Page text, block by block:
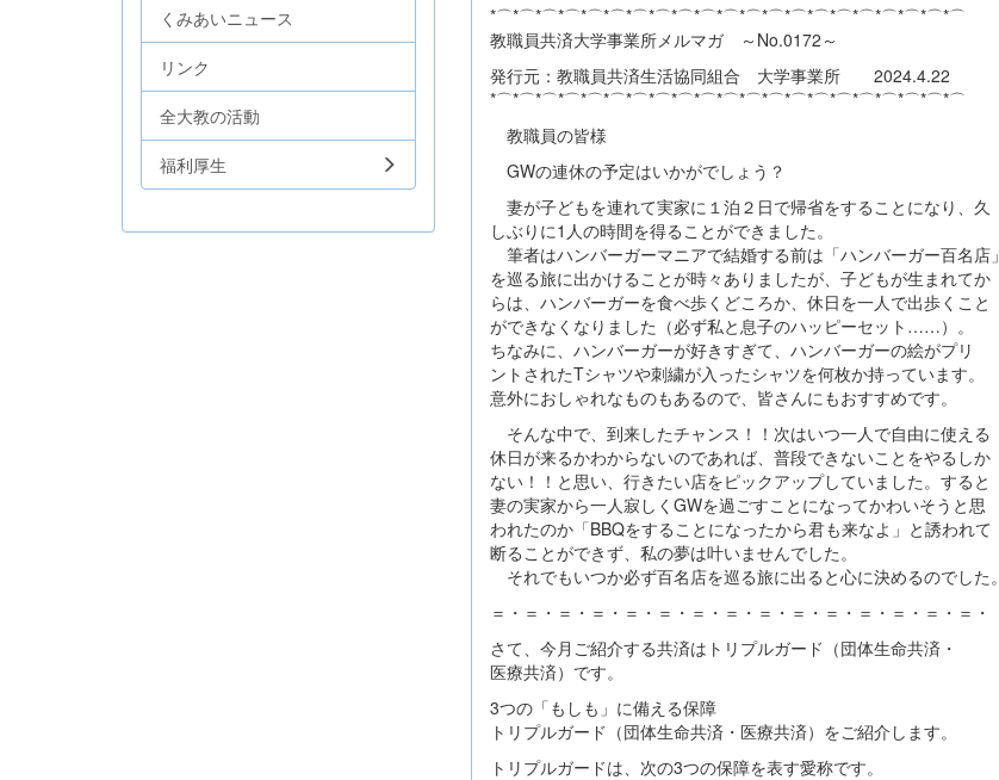
*⌒*⌒*⌒*⌒*⌒*⌒*⌒*⌒*⌒*⌒*⌒*⌒*⌒*⌒*⌒*⌒*⌒*⌒*⌒*⌒*⌒
教職員共済大学事業所メルマガ ～No.0172～
発行元：教職員共済生活協同組合 大学事業所 2024.4.22
*⌒*⌒*⌒*⌒*⌒*⌒*⌒*⌒*⌒*⌒*⌒*⌒*⌒*⌒*⌒*⌒*⌒*⌒*⌒*⌒*⌒
教職員の皆様
GWの連休の予定はいかがでしょう？
妻が子どもを連れて実家に１泊２日で帰省をすることになり、久
しぶりに1人の時間を得ることができました。
筆者はハンバーガーマニアで結婚する前は「ハンバーガー百名店」
を巡る旅に出かけることが時々ありましたが、子どもが生まれてか
らは、ハンバーガーを食べ歩くどころか、休日を一人で出歩くこと
ができなくなりました（必ず私と息子のハッピーセット……）。
ちなみに、ハンバーガーが好きすぎて、ハンバーガーの絵がプリ
ントされたTシャツや刺繍が入ったシャツを何枚か持っています。
意外におしゃれなものもあるので、皆さんにもおすすめです。
そんな中で、到来したチャンス！！次はいつ一人で自由に使える
休日が来るかわからないのであれば、普段できないことをやるしか
ない！！と思い、行きたい店をピックアップしていました。すると
妻の実家から一人寂しくGWを過ごすことになってかわいそうと思
われたのか「BBQをすることになったから君も来なよ」と誘われて
断ることができず、私の夢は叶いませんでした。
それでもいつか必ず百名店を巡る旅に出ると心に決めるのでした。
＝・＝・＝・＝・＝・＝・＝・＝・＝・＝・＝・＝・＝・＝・＝・
さて、今月ご紹介する共済はトリプルガード（団体生命共済・
医療共済）です。
3つの「もしも」に備える保障
トリプルガード（団体生命共済・医療共済）をご紹介します。
トリプルガードは、次の3つの保障を表す愛称です。
くみあいニュース
リンク
全大教の活動
福利厚生